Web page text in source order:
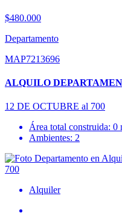
$480.000
Departamento
MAP7213696
ALQUILO
12 DE OCTUBRE al 700
Área total construida: 0
Ambientes: 2
Alquiler